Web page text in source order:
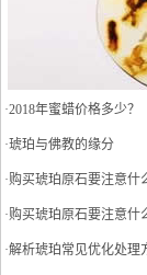
·2018年蜜蜡价格多少？
·琥珀与佛教的缘分
·购买琥珀原石要注意什
·购买琥珀原石要注意什
·解析琥珀常见优化处理